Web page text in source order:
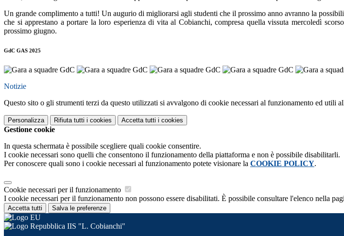
Un grande complimento a tutti! Un augurio di migliorarsi agli studenti che il prossimo anno avranno la
che si apprestano a portare la loro esperienza di vita al Cobianchi, compresa quella vissuta mercoledì
prossimo giugno.
GdC GAS 2025
Notizie
Questo sito o gli strumenti terzi da questo utilizzati si avvalgono di cookie necessari al funzionamento ed utili
Personalizza Rifiuta tutti i cookies Accetta tutti i cookies
Gestione cookie
In questa schermata è possibile scegliere quali cookie consentire.
I cookie necessari sono quelli che consentono il funzionamento della piattaforma e non è possibile disabilitarli.
Per conoscere quali sono i cookie necessari al funzionamento potete visionare la COOKIE POLICY.
Cookie necessari per il funzionamento
I cookie necessari per il funzionamento non possono essere disabilitati. È possibile consultare l'elenco nella
Accetta tutti Salva le preferenze
IIS "L. Cobianchi"